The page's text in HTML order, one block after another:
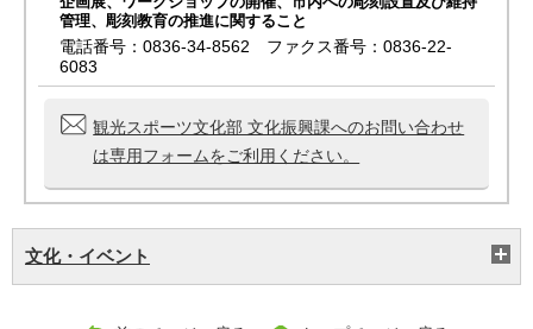
管理、彫刻教育の推進に関すること
電話番号：0836-34-8562 ファクス番号：0836-22-
6083
観光スポーツ文化部 文化振興課へのお問い合わせ
は専用フォームをご利用ください。
文化・イベント